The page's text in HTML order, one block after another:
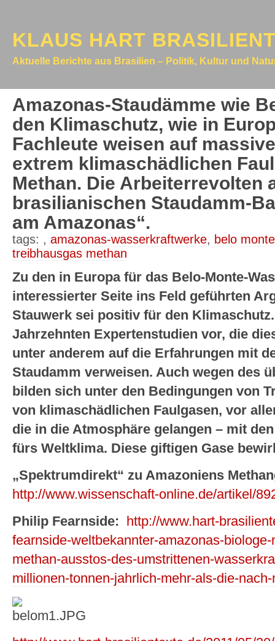
KLAUS HART
Aktuelle Berichte aus Brasilien – Politik, Kultur und
Amazonas-Staudämme wie
den Klimaschutz, wie in
Fachleute weisen auf
extrem klimaschädlichen
Methan. Die Arbeiterrevolten
brasilianischen Staudamm-
am Amazonas“.
tags: , amazonas-wasserkraftwerke, belo monte
treibhausgas methan
Zu den in Europa für das Belo-Monte-
interessierter Seite ins Feld geführten
Stauwerk sei positiv für den
Jahrzehnten Expertenstudien vor, die
unter anderem auf die Erfahrungen mit
Staudamm verweisen. Auch wegen des
bilden sich unter den Bedingungen von
von klimaschädlichen Faulgasen, vor
die in die Atmosphäre gelangen – mit
fürs Weltklima. Diese giftigen Gase
„Spektrumdirekt“ zu Amazoniens
http://www.wissenschaft-online.de/artikel/
Philip Fearnside:
http://www.hart-
fearnside-weltbekannter-amazonas-
methan-ausstos-des-umstrittenen-
millionen-tonnen-jahrlich-mehr-als-die-